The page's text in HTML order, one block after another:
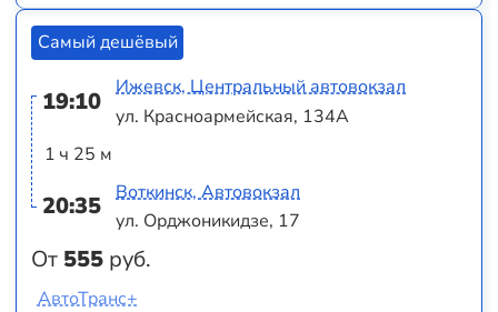
Самый дешёвый
19:10
1 ч 25 м
20:35
От 555 руб.
Ижевск, Центральный автовокзал
ул. Красноармейская, 134А
Воткинск, Автовокзал
ул. Орджоникидзе, 17
АвтоТранс+